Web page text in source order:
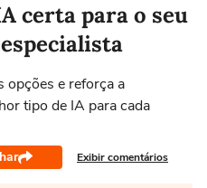
certa para o seu
opções e reforça a
tipo de IA para cada
Exibir comentários